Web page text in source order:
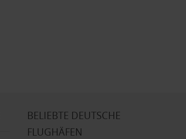
BELIEBTE DEUTSCHE
FLUGHÄFEN